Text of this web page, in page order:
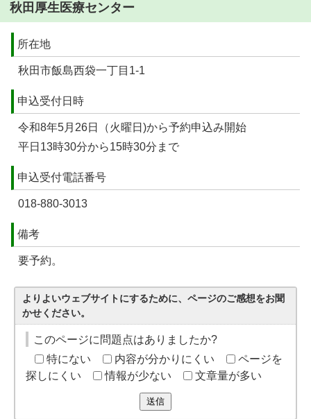
秋田厚生医療センター
所在地
秋田市飯島西袋一丁目1-1
申込受付日時
令和8年5月26日（火曜日)から予約申込み開始
平日13時30分から15時30分まで
申込受付電話番号
018-880-3013
備考
要予約。
よりよいウェブサイトにするために、ページのご感想をお聞
かせください。
このページに問題点はありましたか?
特にない
内容が分かりにくい
ページを
探しにくい
情報が少ない 文章量が多い
送信